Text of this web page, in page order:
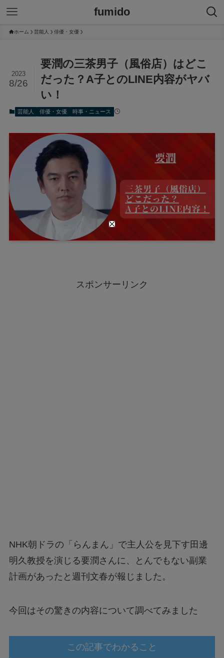
fumido
ホーム 芸能人 俳優・女優
要潤の三茶男子（風俗店）はどこ
だった？A子とのLINE内容がヤバ
い！
2023
8/26
芸能人 俳優・女優 時事・ニュース
スポンサーリンク
NHK朝ドラの「らんまん」で主人公を見下す田邊
明久教授を演じる要潤さんに、とんでもない副業
計画があったと週刊文春が報じました。
今回はその驚きの内容について調べてみました
この記事でわかること